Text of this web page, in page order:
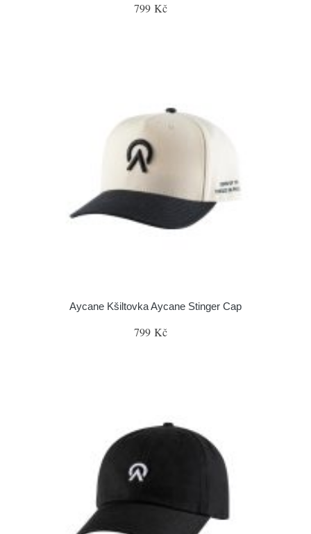
799 Kč
Aycane Kšiltovka Aycane Stinger Cap
799 Kč